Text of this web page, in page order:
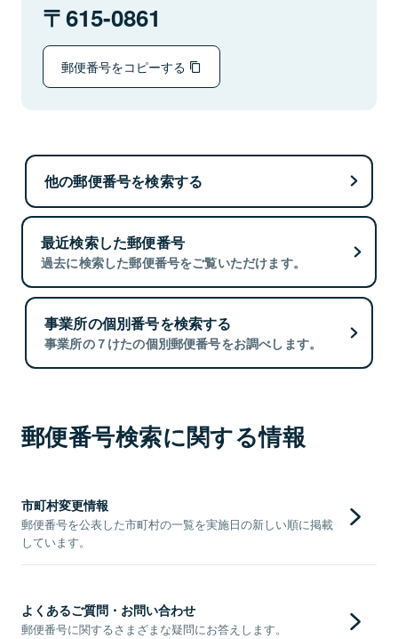
615-0861
郵便番号をコピーする
他の郵便番号を検索する
最近検索した郵便番号
過去に検索した郵便番号をご覧いただけます。
事業所の個別番号を検索する
事業所の７けたの個別郵便番号をお調べします。
郵便番号検索に関する情報
市町村変更情報
郵便番号を公表した市町村の一覧を実施日の新しい順に掲載
しています。
よくあるご質問・お問い合わせ
郵便番号に関するさまざまな疑問にお答えします。